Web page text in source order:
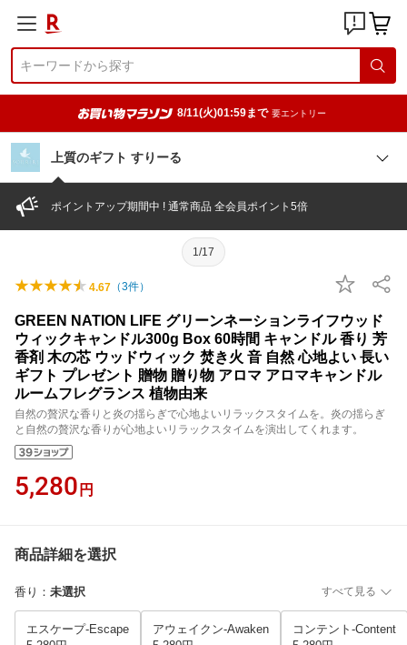
8/11(火)01:59まで 要エントリー
上質のギフト すりーる
ポイントアップ期間中 ! 通常商品 全会員ポイント5倍
1/17
4.67 （3件）
GREEN NATION LIFE グリーンネーションライフウッド
ウィックキャンドル300g Box 60時間 キャンドル 香り 芳
香剤 木の芯 ウッドウィック 焚き火 音 自然 心地よい 長い
ギフト プレゼント 贈物 贈り物 アロマ アロマキャンドル
ルームフレグランス 植物由来
自然の贅沢な香りと炎の揺らぎで心地よいリラックスタイムを。炎の揺らぎ
と自然の贅沢な香りが心地よいリラックスタイムを演出してくれます。
5,280 円
商品詳細を選択
香り ： 未選択 すべて見る
エスケープ-Escape
アウェイクン-Awaken
コンテント-Content